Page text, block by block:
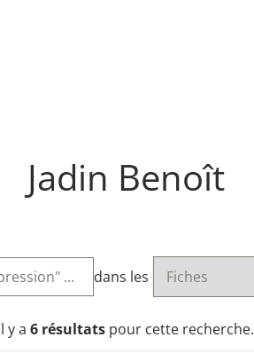
Jadin Benoît
dans les
y a 6 résultats pour cette recherche.